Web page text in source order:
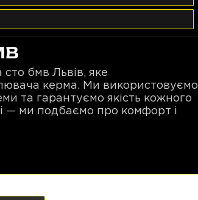
сто бмв Львів, яке
керма. Ми використовуємо
та гарантуємо якість кожного
— ми подбаємо про комфорт і